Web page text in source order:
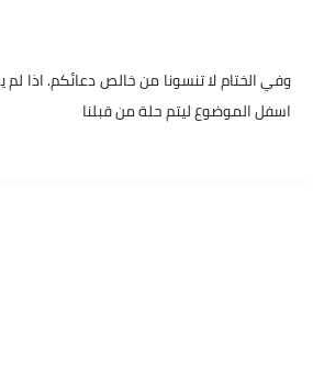
وفي الختام لا تنسونا من خالص دعائكم. اذا
اسفل الموضوع ليتم حلة من قبلنا